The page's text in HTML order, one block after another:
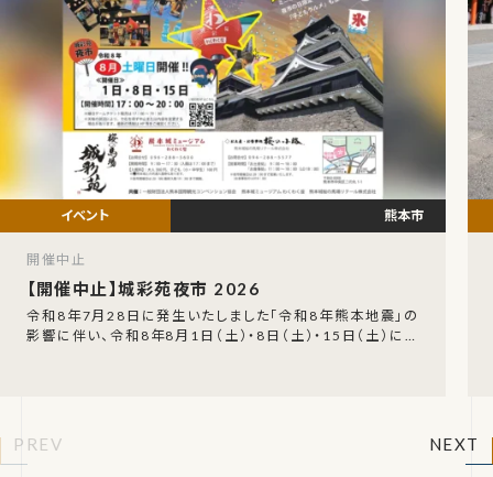
【開催中止】城彩苑夜市 2026
令和8年7月28日に発生いたしました「令和8年熊本地震」の
影響に伴い、令和8年8月1日（土）・8日（土）・15日（土）に開
熊本市
開催中止
PREV NEXT